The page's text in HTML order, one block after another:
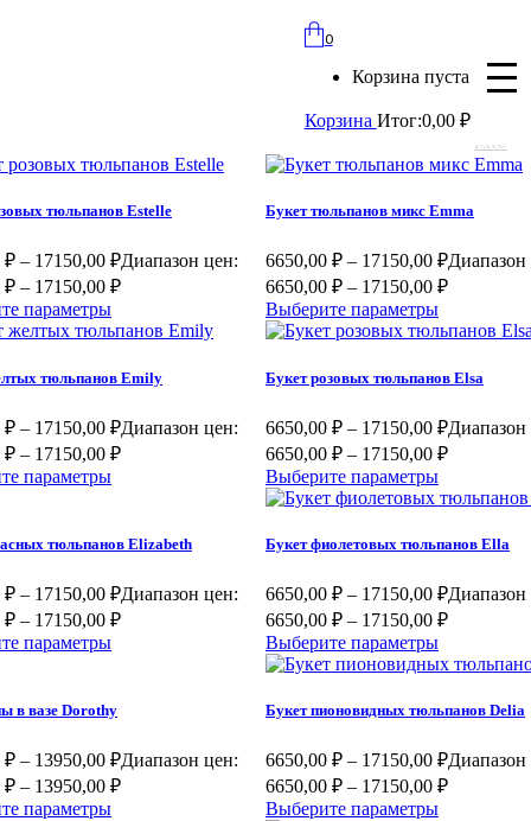
0
Корзина пуста
Корзина Итог:0,00 ₽
Вход
тюльпанов Estelle
₽ – 17150,00 ₽Диапазон цен:
₽ – 17150,00 ₽
параметры
Букет тюльпанов микс Emma
6650,00 ₽ – 17150,00 ₽Диапазон
6650,00 ₽ – 17150,00 ₽
Выберите параметры
тюльпанов Emily
₽ – 17150,00 ₽Диапазон цен:
₽ – 17150,00 ₽
параметры
Букет розовых тюльпанов Elsa
6650,00 ₽ – 17150,00 ₽Диапазон
6650,00 ₽ – 17150,00 ₽
Выберите параметры
тюльпанов Elizabeth
₽ – 17150,00 ₽Диапазон цен:
₽ – 17150,00 ₽
параметры
Букет фиолетовых тюльпанов Ella
6650,00 ₽ – 17150,00 ₽Диапазон
6650,00 ₽ – 17150,00 ₽
Выберите параметры
в вазе Dorothy
₽ – 13950,00 ₽Диапазон цен:
₽ – 13950,00 ₽
параметры
Букет пионовидных тюльпанов Delia
6650,00 ₽ – 17150,00 ₽Диапазон
6650,00 ₽ – 17150,00 ₽
Выберите параметры